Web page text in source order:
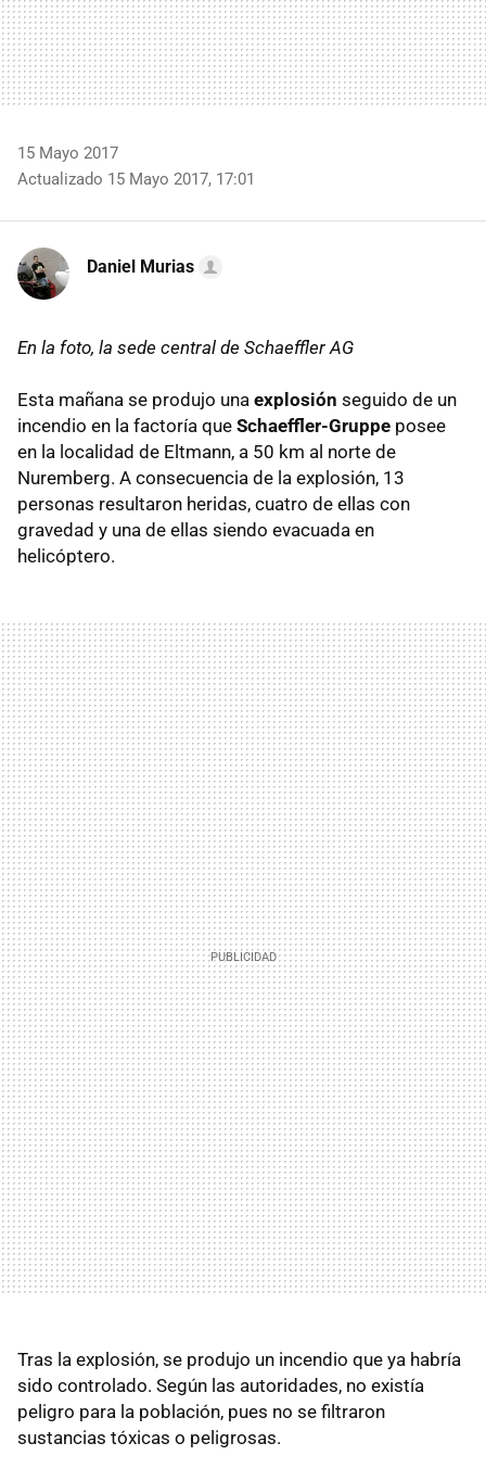
15 Mayo 2017
Actualizado 15 Mayo 2017, 17:01
Daniel Murias
En la foto, la sede central de Schaeffler AG
Esta mañana se produjo una explosión seguido de un
incendio en la factoría que Schaeffler-Gruppe posee
en la localidad de Eltmann, a 50 km al norte de
Nuremberg. A consecuencia de la explosión, 13
personas resultaron heridas, cuatro de ellas con
gravedad y una de ellas siendo evacuada en
helicóptero.
Tras la explosión, se produjo un incendio que ya habría
sido controlado. Según las autoridades, no existía
peligro para la población, pues no se filtraron
sustancias tóxicas o peligrosas.